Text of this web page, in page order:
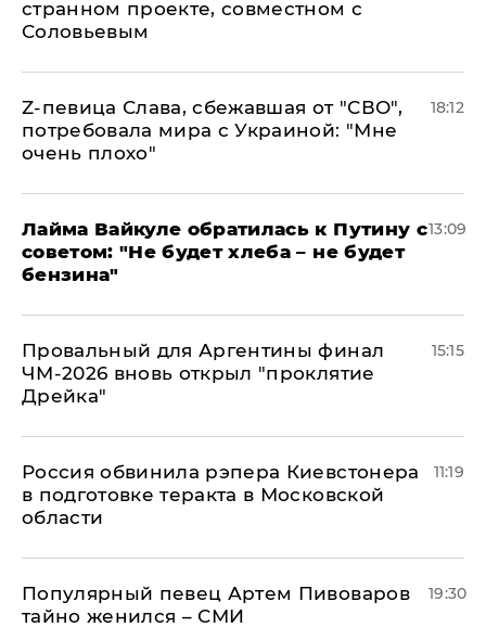
странном проекте, совместном с
Соловьевым
Z-певица Слава, сбежавшая от "СВО",
потребовала мира с Украиной: "Мне
очень плохо"
18:12
Лайма Вайкуле обратилась к Путину с
советом: "Не будет хлеба – не будет
бензина"
13:09
Провальный для Аргентины финал
ЧМ-2026 вновь открыл "проклятие
Дрейка"
15:15
Россия обвинила рэпера Киевстонера
в подготовке теракта в Московской
области
11:19
Популярный певец Артем Пивоваров
тайно женился – СМИ
19:30